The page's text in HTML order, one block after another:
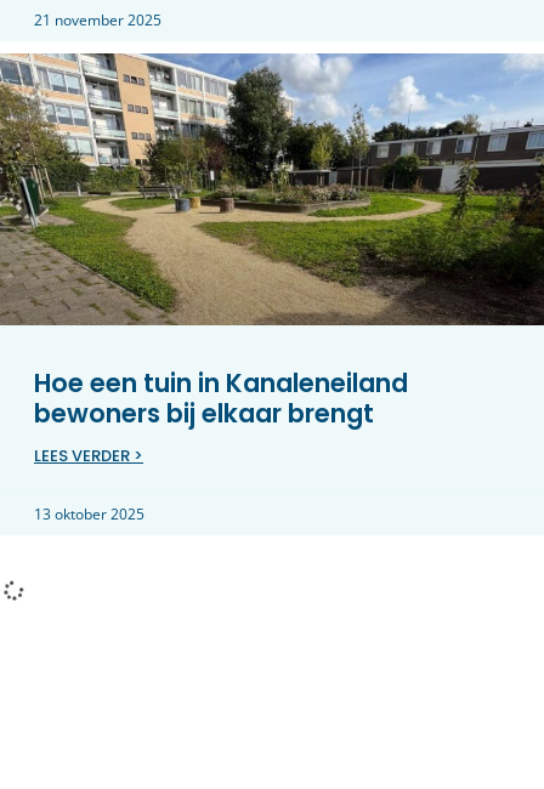
21 november 2025
Hoe een tuin in Kanaleneiland
bewoners bij elkaar brengt
LEES VERDER >
13 oktober 2025